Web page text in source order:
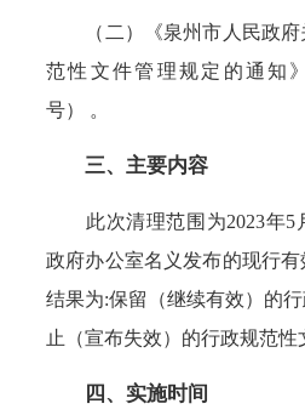
（二）《泉州市人民政府
范性文件管理规定的通知
号） 。
三、主要内容
此次清理范围为2023年5
政府办公室名义发布的现行
结果为:保留（继续有效）的
止（宣布失效）的行政规范性
四、实施时间